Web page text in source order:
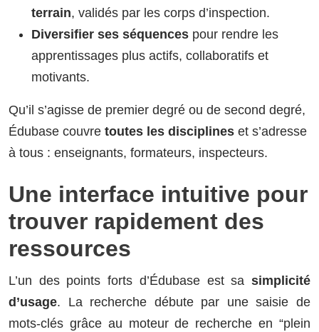
terrain, validés par les corps d’inspection.
Diversifier ses séquences pour rendre les
apprentissages plus actifs, collaboratifs et
motivants.
Qu’il s’agisse de premier degré ou de second degré,
Édubase couvre toutes les disciplines et s’adresse
à tous : enseignants, formateurs, inspecteurs.
Une interface intuitive pour
trouver rapidement des
ressources
L’un des points forts d’Édubase est sa simplicité
d’usage. La recherche débute par une saisie de
mots-clés grâce au moteur de recherche en “plein